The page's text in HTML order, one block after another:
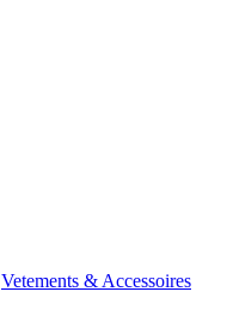
Vetements & Accessoires